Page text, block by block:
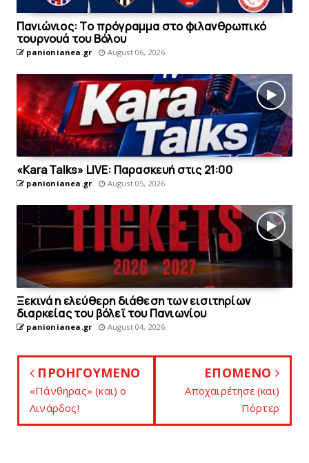
Πανιώνιoς: Tο πρόγραμμα στο φιλανθρωπικό
τουρνουά του Bόλου
panionianea.gr August 06, 2026
«Kara Talks» LIVE: Παρασκευή στις 21:00
panionianea.gr August 05, 2026
Ξεκινά η ελεύθερη διάθεση των εισιτηρίων
διαρκείας του βόλεϊ τoυ Πανιωνίου
panionianea.gr August 04, 2026
ΠΡΟΗΓΟΥΜΕΝΟ
«Πάνθηρας» (και) o
Λινάρδος!
ΕΠΟΜΕΝΟ
Aποχαιρέτησε (και)
Πόρτερ